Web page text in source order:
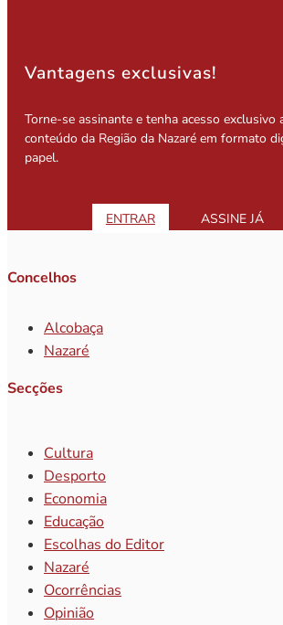
Vantagens exclusivas!
Torne-se assinante e tenha acesso exclusivo
conteúdo da Região da Nazaré em formato
papel.
ENTRAR ASSINE JÁ
Concelhos
Alcobaça
Nazaré
Secções
Cultura
Desporto
Economia
Educação
Escolhas do Editor
Nazaré
Ocorrências
Opinião